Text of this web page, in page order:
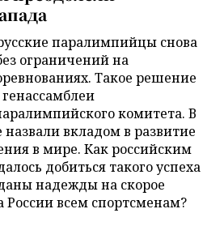
паралимпийцы снова
ограничений на
Такое решение
комитета. В
назвали вкладом в развитие
в мире. Как российским
добиться такого успеха
надежды на скорое
России всем спортсменам?